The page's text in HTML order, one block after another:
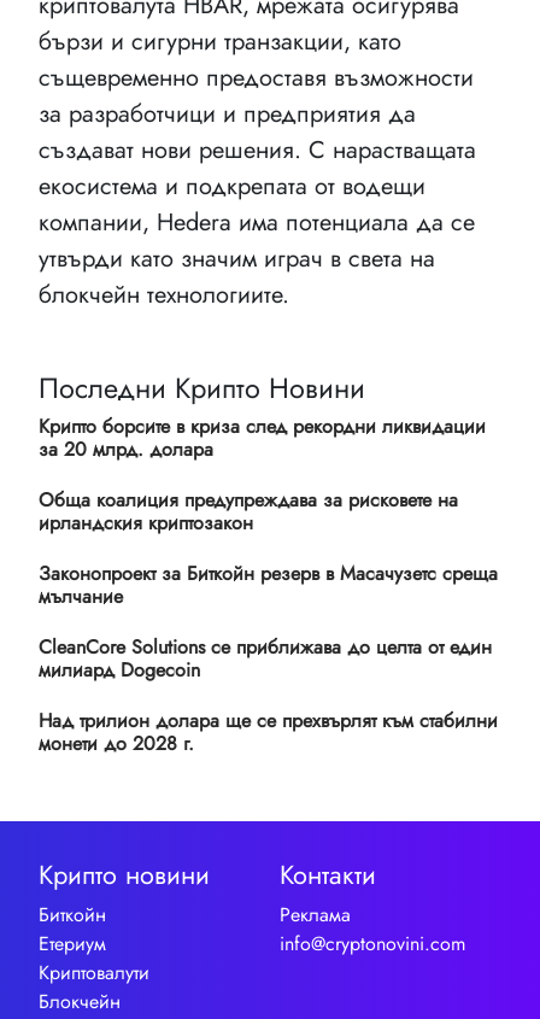
бързи и сигурни транзакции, като
същевременно предоставя възможности
за разработчици и предприятия да
създават нови решения. С нарастващата
екосистема и подкрепата от водещи
компании, Hedera има потенциала да се
утвърди като значим играч в света на
блокчейн технологиите.
Последни Крипто Новини
Крипто борсите в криза след рекордни ликвидации
за 20 млрд. долара
Обща коалиция предупреждава за рисковете на
ирландския криптозакон
Законопроект за Биткойн резерв в Масачузетс среща
мълчание
CleanCore Solutions се приближава до целта от един
милиард Dogecoin
Над трилион долара ще се прехвърлят към стабилни
монети до 2028 г.
Крипто новини
Биткойн
Етериум
Криптовалути
Блокчейн
Контакти
Реклама
info@cryptonovini.com